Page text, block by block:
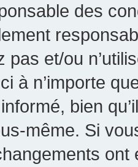
des
pas et/ou
à n’importe
bien
même. Si
ont